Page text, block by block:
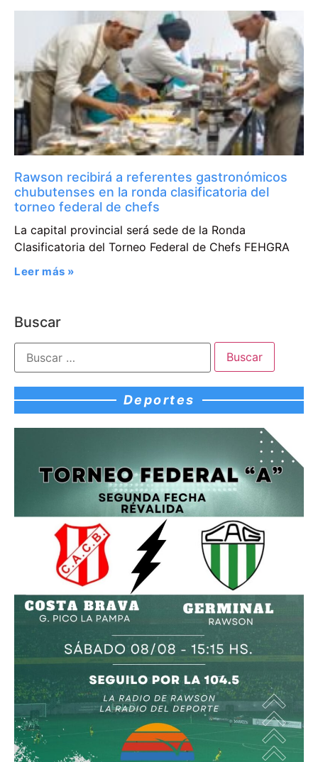
Rawson recibirá a referentes gastronómicos
chubutenses en la ronda clasificatoria del
torneo federal de chefs
La capital provincial será sede de la Ronda
Clasificatoria del Torneo Federal de Chefs FEHGRA
Leer más »
Buscar
Deportes